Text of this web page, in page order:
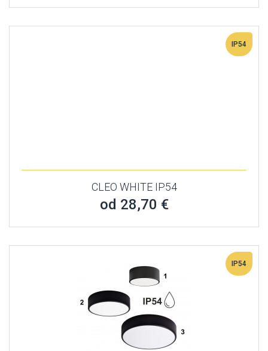
IP54
CLEO WHITE IP54
od 28,70 €
IP54